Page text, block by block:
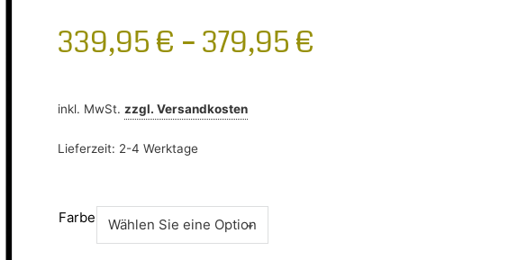
339,95 € – 379,95 €
inkl. MwSt. zzgl. Versandkosten
Lieferzeit: 2-4 Werktage
Farbe